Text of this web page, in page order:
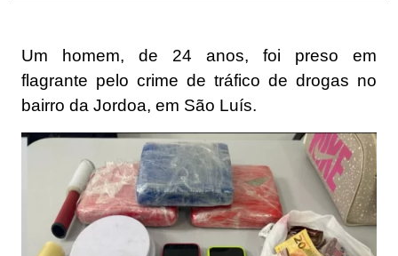
Um homem, de 24 anos, foi preso em
flagrante pelo crime de tráfico de drogas no
bairro da Jordoa, em São Luís.